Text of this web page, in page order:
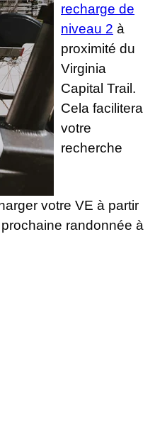
recharge de
niveau 2 à
proximité du
Virginia
Capital Trail.
Cela facilitera
votre
recherche
votre VE à partir
randonnée à